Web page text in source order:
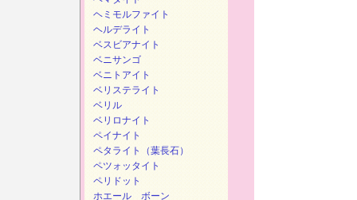
ヘミモルファイト
ヘルデライト
ベスビアナイト
ベニサンゴ
ベニトアイト
ベリステライト
ベリル
ベリロナイト
ペイナイト
ペタライト（葉長石）
ペツォッタイト
ペリドット
ホエール ボーン